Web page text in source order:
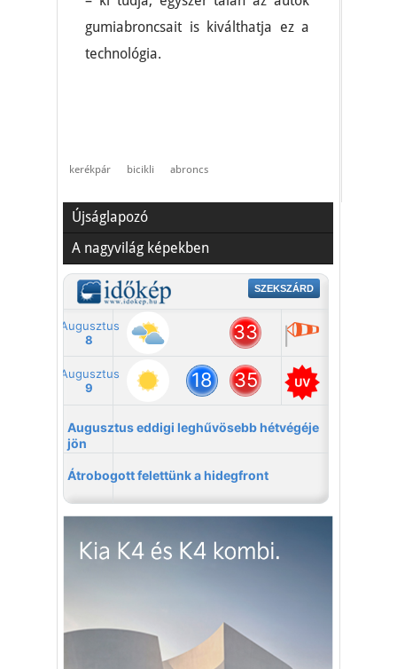
gumiabroncsait is kiválthatja ez a
technológia.
kerékpár bicikli abroncs
Újságlapozó
A nagyvilág képekben